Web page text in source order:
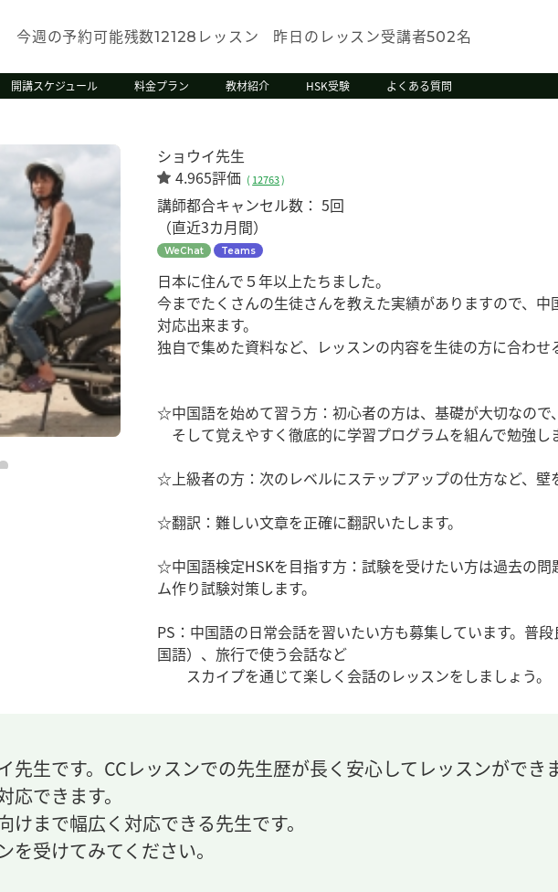
今週の予約可能残数12128 レッスン 昨日のレッスン受講者502名
開講スケジュール 料金プラン 教材紹介 HSK受験 よくある質問
ショウイ先生
4.965評価 ( 12763)
講師都合キャンセル数： 5回
（直近3カ月間）
WeChat Teams
日本に住んで５年以上たちました。
今までたくさんの生徒さんを教えた実績がありますので、
対応出来ます。
独自で集めた資料など、レッスンの内容を生徒の方に合わせ
☆中国語を始めて習う方：初心者の方は、基礎が大切なので
そして覚えやすく徹底的に学習プログラムを組んで勉強し
☆上級者の方：次のレベルにステップアップの仕方など、壁
☆翻訳：難しい文章を正確に翻訳いたします。
☆中国語検定HSKを目指す方：試験を受けたい方は過去の
ム作り試験対策します。
PS：中国語の日常会話を習いたい方も募集しています。普
国語）、旅行で使う会話など
スカイプを通じて楽しく会話のレッスンをしましょう。
先生です。CCレッスンでの先生歴が長く安心してレッスンができ
できます。
けまで幅広く対応できる先生です。
を受けてみてください。